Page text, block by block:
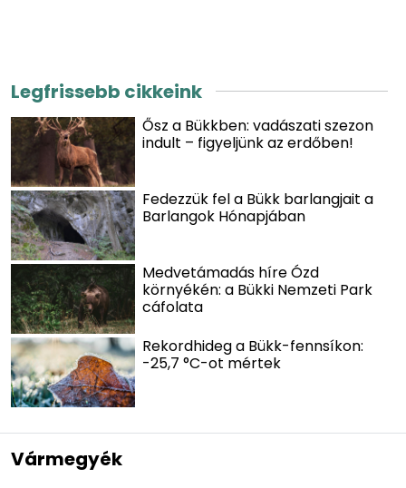
Legfrissebb cikkeink
Ősz a Bükkben: vadászati szezon
indult – figyeljünk az erdőben!
Fedezzük fel a Bükk barlangjait a
Barlangok Hónapjában
Medvetámadás híre Ózd
környékén: a Bükki Nemzeti Park
cáfolata
Rekordhideg a Bükk-fennsíkon:
-25,7 °C-ot mértek
Vármegyék